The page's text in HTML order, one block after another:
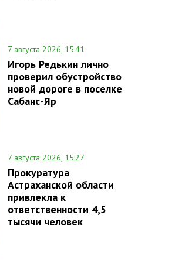
7 августа 2026, 15:41
Игорь Редькин лично
проверил обустройство
новой дороге в поселке
Сабанс-Яр
7 августа 2026, 15:27
Прокуратура
Астраханской области
привлекла к
ответственности 4,5
тысячи человек